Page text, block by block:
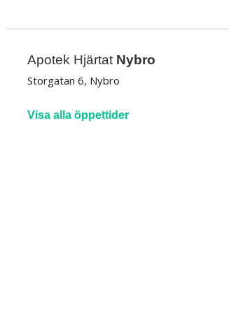
Apotek Hjärtat Nybro
Storgatan 6, Nybro
Visa alla öppettider